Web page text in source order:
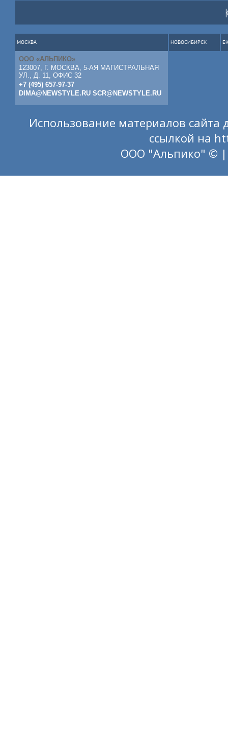
МОСКВА
ООО «АЛЬПИКО»
123007, Г. МОСКВА, 5-АЯ МАГИСТРАЛЬНАЯ
УЛ., Д. 11, ОФИС 32
+7 (495) 657-97-37
DIMA@NEWSTYLE.RU SCR@NEWSTYLE.RU
НОВОСИБИРСК
Использование материалов сайта
ссылкой на
ООО "Альпико" © |